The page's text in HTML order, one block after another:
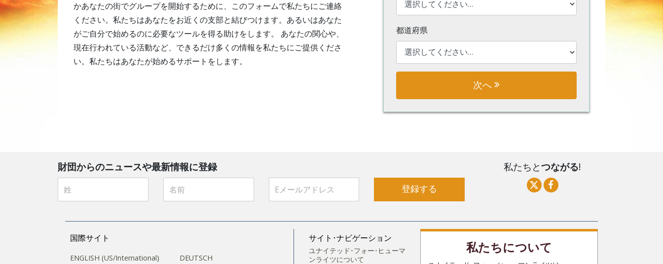
かあなたの街でグループを開始するために、このフォームで私たちにご連絡
ください。私たちはあなたをお近くの支部と結びつけます。あるいはあなた
がご自分で始めるのに必要なツールを得る助けをします。 あなたの関心や、
現在行われている活動など、できるだけ多くの情報を私たちにご提供くださ
い。私たちはあなたが始めるサポートをします。
都道府県
次へ
財団からのニュースや最新情報に登録
登録する
私たちとつながる!
国際サイト
ENGLISH (US/International) DEUTSCH
サイト･ナビゲーション
ユナイテッド･フォー･ヒューマ
ンライツについて
私たちについて